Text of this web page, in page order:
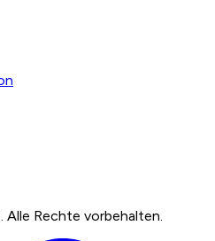
Alle Rechte vorbehalten.